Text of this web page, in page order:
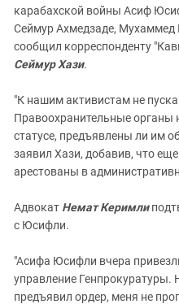
карабахской войны Асиф
Сеймур Ахмедзаде,
сообщил корреспонденту
Сеймур Хази.
"К нашим активистам не
Правоохранительные органы
статусе, предъявлены ли им
заявил Хази, добавив, что
арестованы в
Адвокат Немат Керимли
с Юсифли.
"Асифа Юсифли вчера
управление Генпрокуратуры.
предъявил ордер, меня не